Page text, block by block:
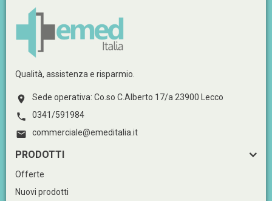
Qualità, assistenza e risparmio.
 Sede operativa: Co.so C.Alberto 17/a 23900 Lecco
 0341/591984
 commerciale@emeditalia.it
PRODOTTI
Offerte
Nuovi prodotti